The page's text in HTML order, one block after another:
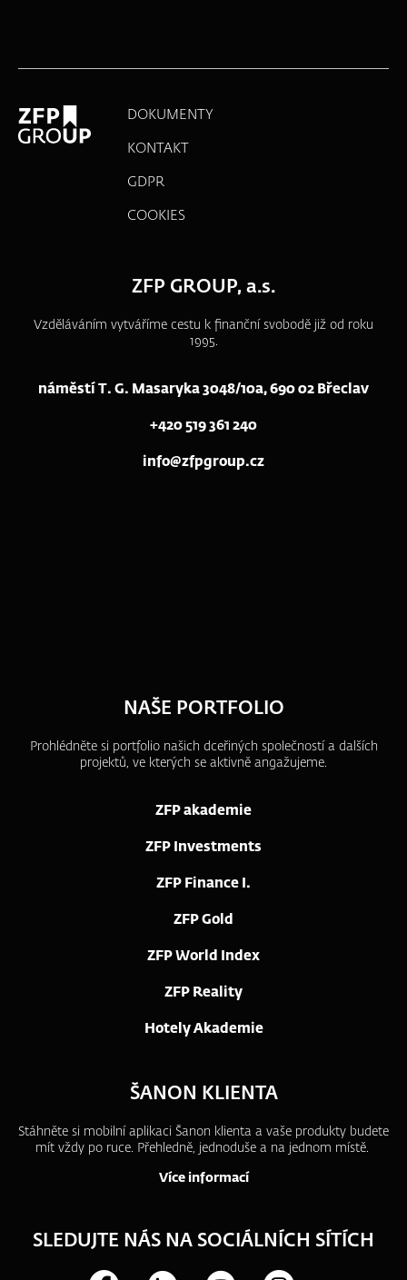
DOKUMENTY
KONTAKT
GDPR
COOKIES
ZFP GROUP, a.s.
Vzděláváním vytváříme cestu k finanční svobodě již od roku
1995.
náměstí T. G. Masaryka 3048/10a, 690 02 Břeclav
+420 519 361 240
info@zfpgroup.cz
NAŠE PORTFOLIO
Prohlédněte si portfolio našich dceřiných společností a dalších
projektů, ve kterých se aktivně angažujeme.
ZFP akademie
ZFP Investments
ZFP Finance I.
ZFP Gold
ZFP World Index
ZFP Reality
Hotely Akademie
ŠANON KLIENTA
Stáhněte si mobilní aplikaci Šanon klienta a vaše produkty budete
mít vždy po ruce. Přehledně, jednoduše a na jednom místě.
Více informací
SLEDUJTE NÁS NA SOCIÁLNÍCH SÍTÍCH